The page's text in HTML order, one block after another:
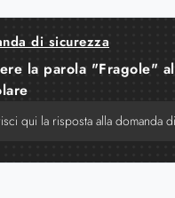
di sicurezza
la parola "Fragole" al